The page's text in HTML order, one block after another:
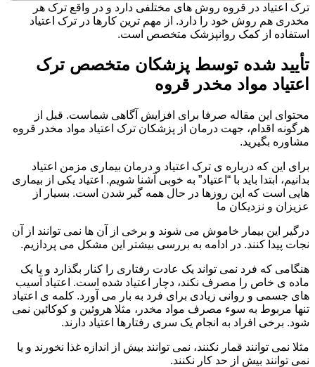
ترک اعتیاد در قروه روش های مختلفی دارد و در واقع ترک هر
مخدری هم روش خود را دارد. از مهم ترین کارها در ترک اعتیاد
استفاده از کمک روانپزشک متخصص است.
تأیید شده توسط پزشکان متخصص ترک
اعتیاد مواد مخدر قروه
محتوای این مقاله صرفا برای افزایش آگاهی شماست. قبل از
هرگونه اقدام، جهت درمان از پزشکان ترک اعتیاد مواد مخدر قروه
مشاوره بگیرید.
برای این که درباره ی ترک اعتیاد و درمان بیماری مزمن اعتیاد
بدانیم، ابتدا باید با “اعتیاد” به خوبی آشنا شویم. اعتیاد یکی از بیماری
هایی است که این روزها در حال همه گیر شدن است. بسیار از
عزیزان و نزدیکان ما
درگیر این بیمار خاموش می شوند و برخی از آن ها نمی توانند از آن
نجات پیدا کنند. در ادامه به بررسی بیشتر این مشکل می پردازیم.
هنگامی که فرد نمی تواند یک عادت رفتاری را کنار بگذارد و یا یک
ماده ی خاص را مصرف نکند، دچار اعتیاد شده است. اعتیاد آسیب
های جسمی و روانی زیادی برای فرد به بار می آورد. کلمه ی اعتیاد
تنها مربوط به سوء مصرف مواد مخدر، مثلا هروئین و کوکائین نمی
شود. برخی افراد به انجام یک سری رفتارها اعتیاد دارند.
مثلا نمی توانند قمار نکنند، نمی توانند بیش از اندازه غذا نخورند و یا
نمی توانند بیش از حد کار نکنند.